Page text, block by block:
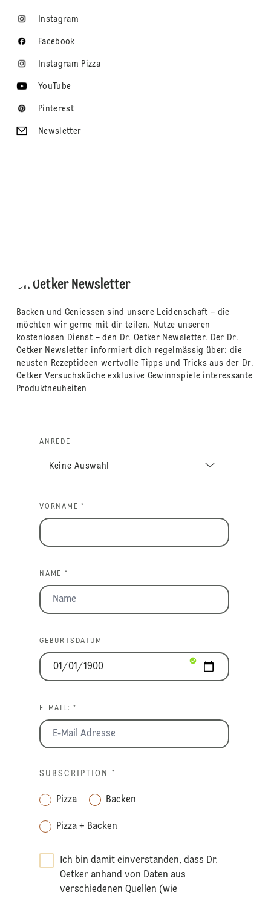
Instagram
Facebook
Instagram Pizza
YouTube
Pinterest
Newsletter
Dr. Oetker Newsletter
Backen und Geniessen sind unsere Leidenschaft – die
möchten wir gerne mit dir teilen. Nutze unseren
kostenlosen Dienst – den Dr. Oetker Newsletter. Der Dr.
Oetker Newsletter informiert dich regelmässig über: die
neusten Rezeptideen wertvolle Tipps und Tricks aus der Dr.
Oetker Versuchsküche exklusive Gewinnspiele interessante
Produktneuheiten
ANREDE
VORNAME *
NAME *
GEBURTSDATUM
E-MAIL: *
SUBSCRIPTION *
Pizza Backen
Pizza + Backen
Ich bin damit einverstanden, dass Dr.
Oetker anhand von Daten aus
verschiedenen Quellen (wie